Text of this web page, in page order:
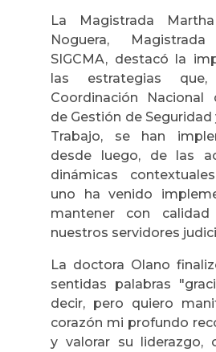
La Magistrada
Noguera,
SIGCMA, destacó la
las estrategias
Coordinación Nacional
de Gestión de Seguridad
Trabajo, se han
desde luego, de las
dinámicas
uno ha venido
mantener con
nuestros servidores
La doctora Olano
sentidas palabras
decir, pero quiero
corazón mi profundo
y valorar su liderazgo,